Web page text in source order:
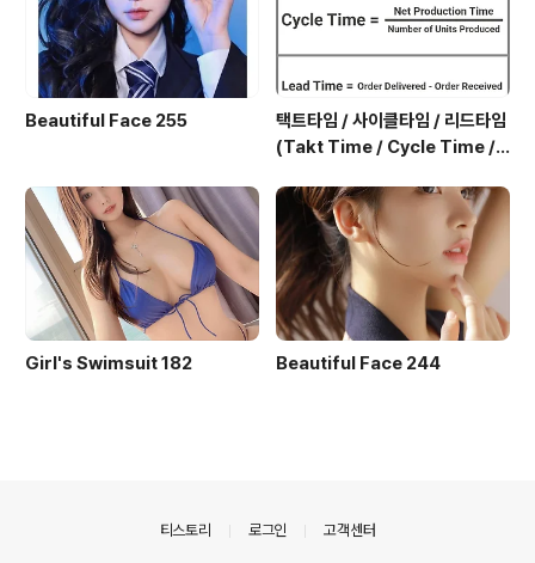
Beautiful Face 255
택트타임 / 사이클타임 / 리드타임
(Takt Time / Cycle Time / L
Girl's Swimsuit 182 Beautiful Face 244
티스토리 로그인 고객센터